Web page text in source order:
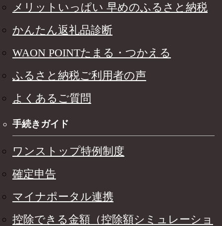
メリットいっぱい 早めのふるさと納税
かんたん返礼品診断
WAON POINTたまる・つかえる
ふるさと納税ご利用者の声
よくあるご質問
手続きガイド
ワンストップ特例制度
確定申告
マイナポータル連携
控除できる金額（控除額シミュレーショ